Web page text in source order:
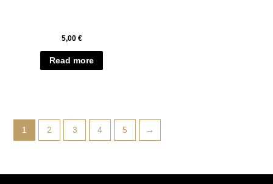
5,00 €
Read more
1 2 3 4 5 →